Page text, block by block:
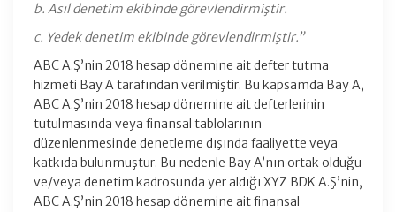
b. Asıl denetim ekibinde görevlendirmiştir.
c. Yedek denetim ekibinde görevlendirmiştir.”
ABC A.Ş’nin 2018 hesap dönemine ait defter tutma
hizmeti Bay A tarafından verilmiştir. Bu kapsamda Bay A,
ABC A.Ş’nin 2018 hesap dönemine ait defterlerinin
tutulmasında veya finansal tablolarının
düzenlenmesinde denetleme dışında faaliyette veya
katkıda bulunmuştur. Bu nedenle Bay A’nın ortak olduğu
ve/veya denetim kadrosunda yer aldığı XYZ BDK A.Ş’nin,
ABC A.Ş’nin 2018 hesap dönemine ait finansal